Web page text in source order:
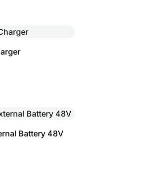
Battery 48V